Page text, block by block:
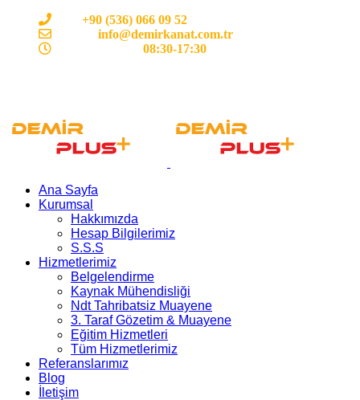
+90 (536) 066 09 52
info@demirkanat.com.tr
08:30-17:30
Ana Sayfa
Kurumsal
Hakkımızda
Hesap Bilgilerimiz
S.S.S
Hizmetlerimiz
Belgelendirme
Kaynak Mühendisliği
Ndt Tahribatsiz Muayene
3. Taraf Gözetim & Muayene
Eğitim Hizmetleri
Tüm Hizmetlerimiz
Referanslarımız
Blog
İletişim